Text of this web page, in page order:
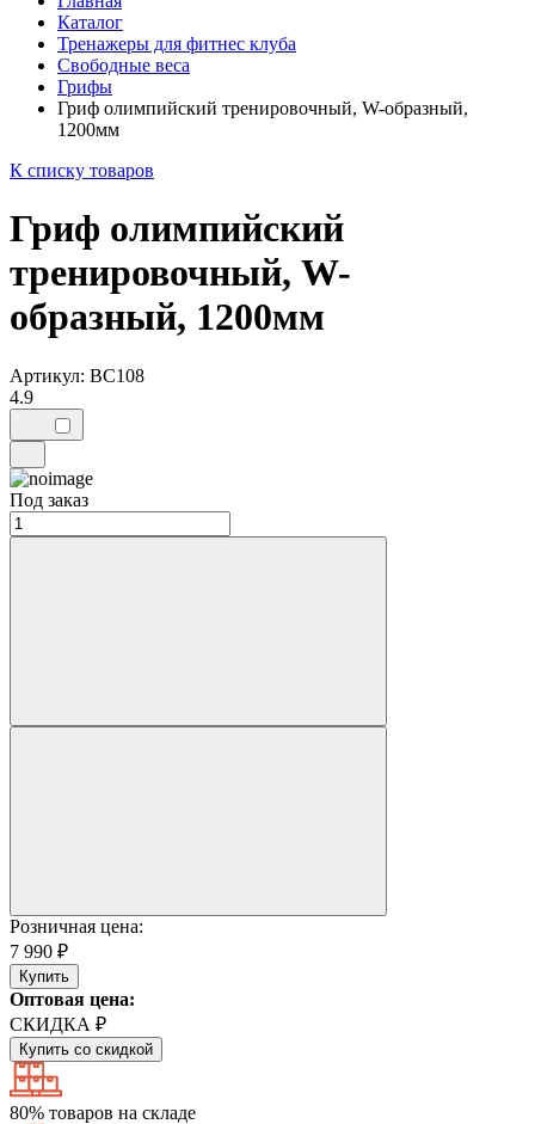
Каталог
Тренажеры для фитнес клуба
Свободные веса
Грифы
Гриф олимпийский тренировочный, W-образный,
1200мм
К списку товаров
Гриф олимпийский
тренировочный, W-
образный, 1200мм
Артикул: BC108
4.9
Под заказ
Розничная цена:
7 990 ₽
Купить
Оптовая цена:
СКИДКА ₽
Купить со скидкой
80% товаров на складе